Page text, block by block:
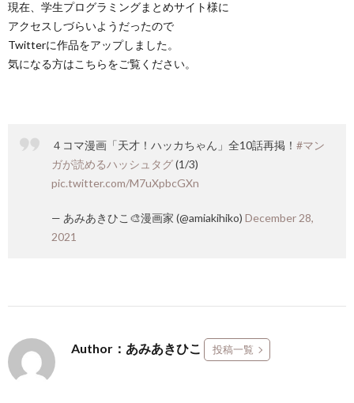
現在、学生プログラミングまとめサイト様に
アクセスしづらいようだったので
Twitterに作品をアップしました。
気になる方はこちらをご覧ください。
４コマ漫画「天才！ハッカちゃん」全10話再掲！ #マン
ガが読めるハッシュタグ(1/3)
pic.twitter.com/M7uXpbcGXn
— あみあきひこ🎨漫画家 (@amiakihiko) December 28,
2021
Author：あみあきひこ 投稿一覧